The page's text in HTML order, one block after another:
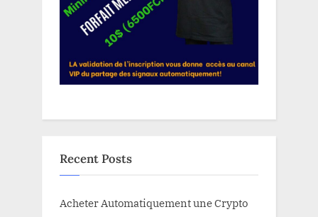
Recent Posts
Acheter Automatiquement une Crypto